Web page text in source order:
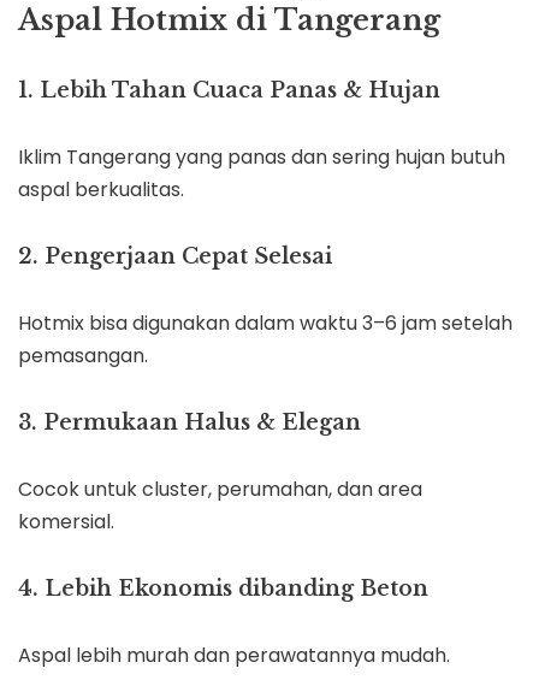
Aspal Hotmix di Tangerang
1. Lebih Tahan Cuaca Panas & Hujan
Iklim Tangerang yang panas dan sering hujan butuh
aspal berkualitas.
2. Pengerjaan Cepat Selesai
Hotmix bisa digunakan dalam waktu 3–6 jam setelah
pemasangan.
3. Permukaan Halus & Elegan
Cocok untuk cluster, perumahan, dan area
komersial.
4. Lebih Ekonomis dibanding Beton
Aspal lebih murah dan perawatannya mudah.